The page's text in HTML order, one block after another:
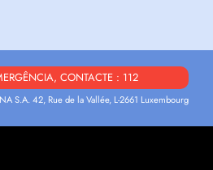
CONTACTE : 112
S.A. 42, Rue de la Vallée, L-2661 Luxembourg